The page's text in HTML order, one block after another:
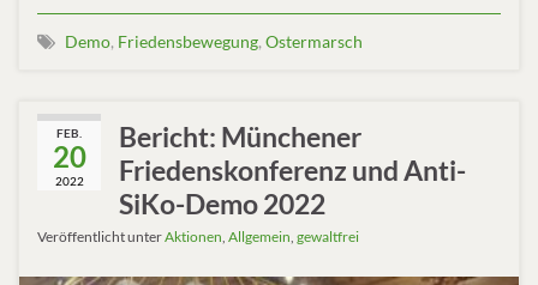
Demo, Friedensbewegung, Ostermarsch
FEB.
20
2022
Bericht: Münchener
Friedenskonferenz und Anti-
SiKo-Demo 2022
Veröffentlicht unterAktionen, Allgemein, gewaltfrei